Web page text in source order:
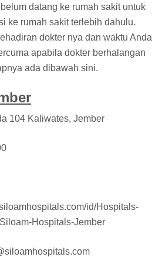
datang ke rumah sakit untuk
ke rumah sakit terlebih dahulu.
dokter nya dan waktu Anda
apabila dokter berhalangan
ada dibawah sini.
104 Kaliwates, Jember
id/Hospitals-
Hospitals-Jember